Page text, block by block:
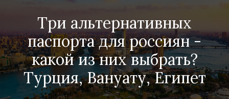
Три альтернативных
паспорта для россиян -
какой из них выбрать?
Турция, Вануату, Египет